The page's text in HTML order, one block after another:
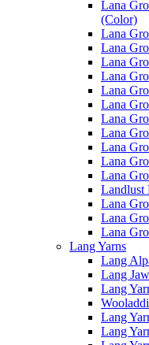
Lana
(Color)
Lana
Lana
Lana
Lana
Lana
Lana
Lana
Lana
Lana
Lana
Lana
Landlust
Lana
Lana
Lana
Lang Yarns
Lang
Lang
Lang
Lang
Lang